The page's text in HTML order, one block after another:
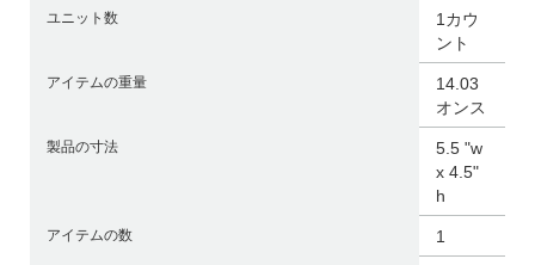
ユニット数
1カウ
ント
アイテムの重量
14.03
オンス
製品の寸法
5.5 "w
x 4.5"
h
アイテムの数 1